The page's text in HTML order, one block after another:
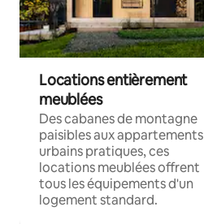
Locations entièrement
meublées
Des cabanes de montagne
paisibles aux appartements
urbains pratiques, ces
locations meublées offrent
tous les équipements d'un
logement standard.